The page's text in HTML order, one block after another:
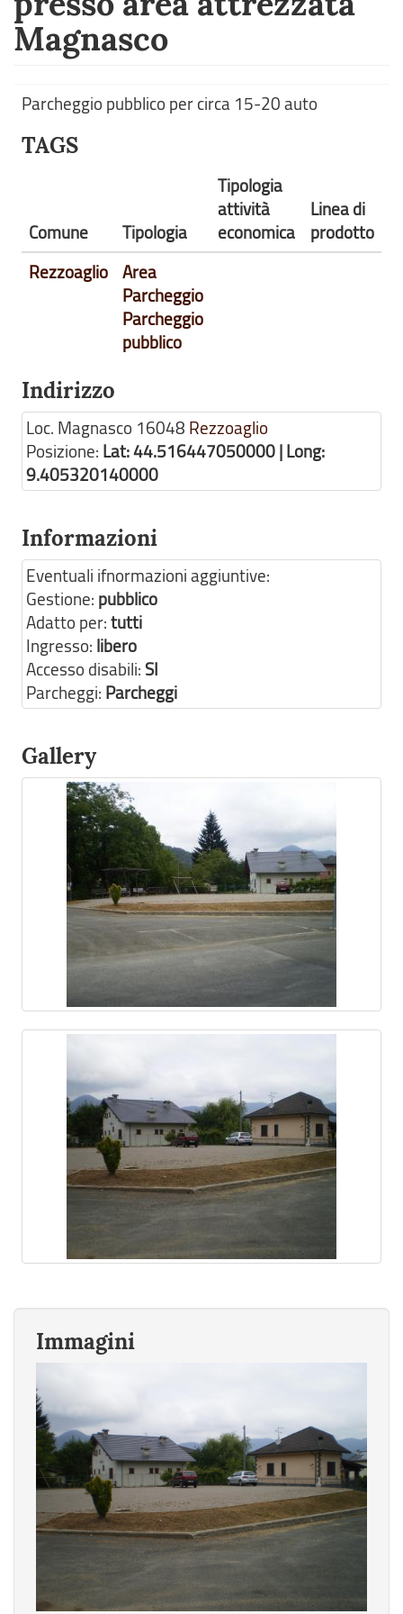
Magnasco
Parcheggio pubblico per circa 15-20 auto
TAGS
Comune Tipologia
Tipologia
attività
economica
Linea di
prodotto
Rezzoaglio
Area
Parcheggio
Parcheggio
pubblico
Indirizzo
Loc. Magnasco 16048 Rezzoaglio
Posizione: Lat: 44.516447050000 | Long:
9.405320140000
Informazioni
Eventuali ifnormazioni aggiuntive:
Gestione: pubblico
Adatto per:tutti
Ingresso: libero
Accesso disabili: SI
Parcheggi: Parcheggi
Gallery
Immagini